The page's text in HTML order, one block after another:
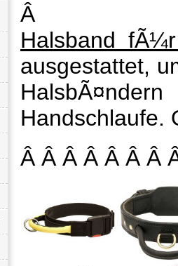
Â
Halsband
ausgestattet,
Handschlaufe.
Â Â Â Â Â Â Â